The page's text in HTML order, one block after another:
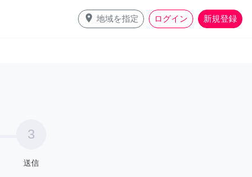
place 地域を指定 ログイン 新規登録
3
送信